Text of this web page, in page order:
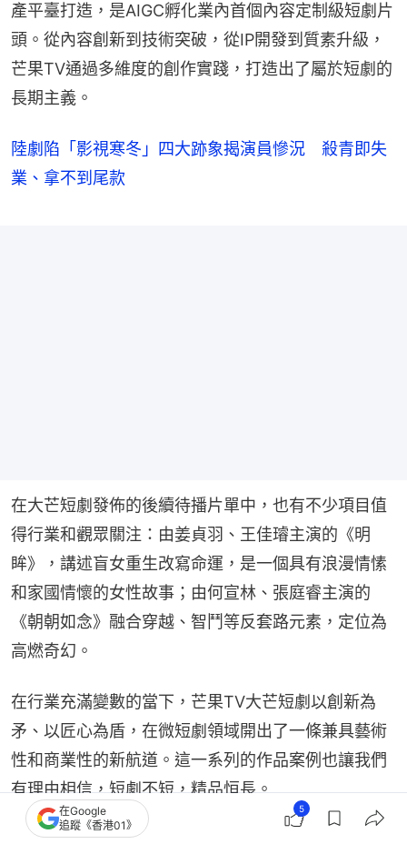
產平臺打造，是AIGC孵化業內首個內容定制級短劇片
頭。從內容創新到技術突破，從IP開發到質素升級，
芒果TV通過多維度的創作實踐，打造出了屬於短劇的
長期主義。
陸劇陷「影視寒冬」四大跡象揭演員慘況 殺青即失
業、拿不到尾款
在大芒短劇發佈的後續待播片單中，也有不少項目值
得行業和觀眾關注：由姜貞羽、王佳璿主演的《明
眸》，講述盲女重生改寫命運，是一個具有浪漫情愫
和家國情懷的女性故事；由何宣林、張庭睿主演的
《朝朝如念》融合穿越、智鬥等反套路元素，定位為
高燃奇幻。
在行業充滿變數的當下，芒果TV大芒短劇以創新為
矛、以匠心為盾，在微短劇領域開出了一條兼具藝術
性和商業性的新航道。這一系列的作品案例也讓我們
有理由相信，短劇不短，精品恒長。
在Google
追蹤《香港01》
5